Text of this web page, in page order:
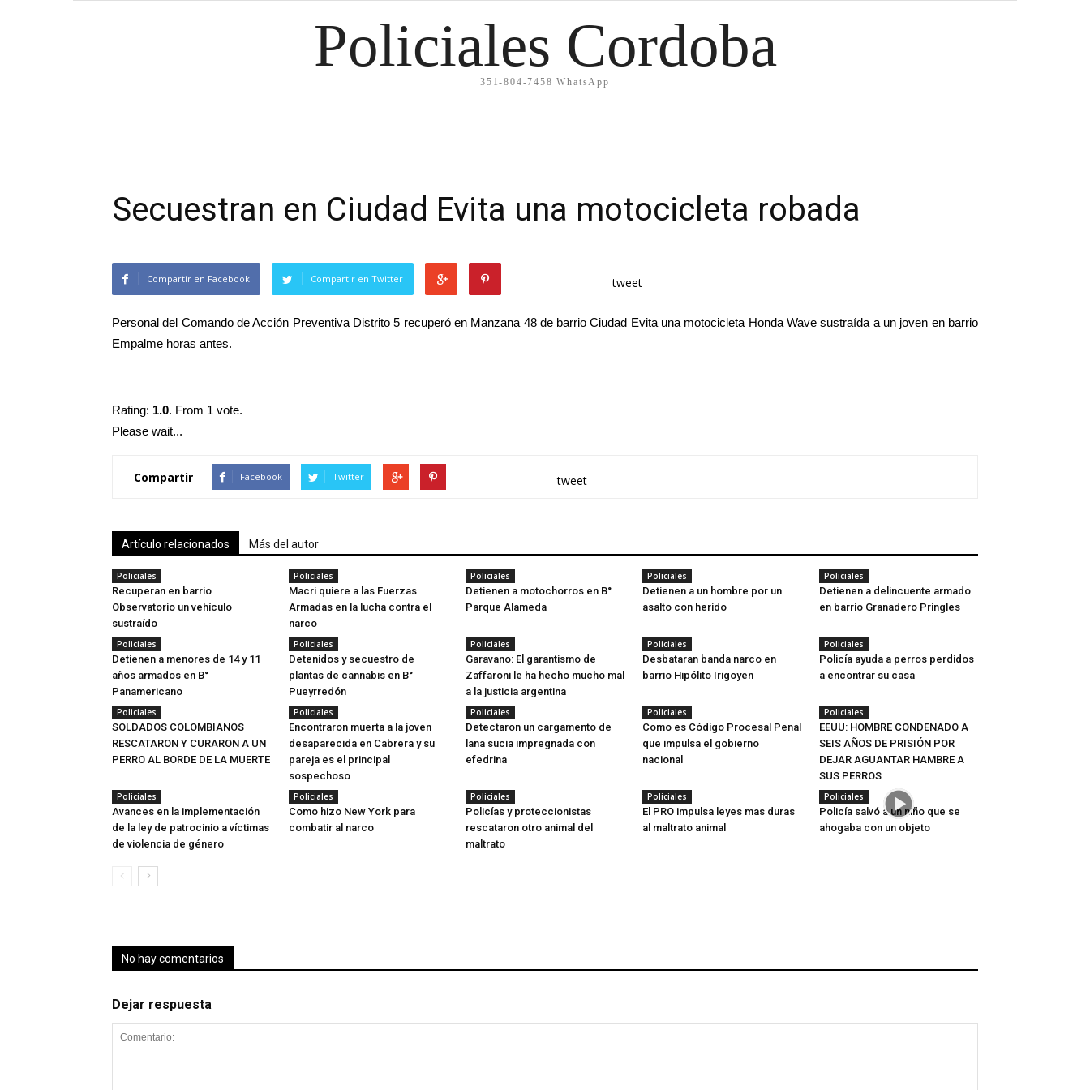
Policiales Cordoba
351-804-7458 WhatsApp
Secuestran en Ciudad Evita una motocicleta robada
Compartir en Facebook Compartir en Twitter tweet
Personal del Comando de Acción Preventiva Distrito 5 recuperó en Manzana 48 de barrio Ciudad Evita una motocicleta Honda Wave sustraída a un joven en barrio
Empalme horas antes.
Rating: 1.0. From 1 vote.
Please wait...
Compartir Facebook Twitter tweet
Artículo relacionados Más del autor
Policiales
Recuperan en barrio
Observatorio un vehículo
sustraído
Policiales
Macri quiere a las Fuerzas
Armadas en la lucha contra el
narco
Policiales
Detienen a motochorros en B°
Parque Alameda
Policiales
Detienen a un hombre por un
asalto con herido
Policiales
Detienen a delincuente armado
en barrio Granadero Pringles
Policiales
Detienen a menores de 14 y 11
años armados en B°
Panamericano
Policiales
Detenidos y secuestro de
plantas de cannabis en B°
Pueyrredón
Policiales
Garavano: El garantismo de
Zaffaroni le ha hecho mucho mal
a la justicia argentina
Policiales
Desbataran banda narco en
barrio Hipólito Irigoyen
Policiales
Policía ayuda a perros perdidos
a encontrar su casa
Policiales
SOLDADOS COLOMBIANOS
RESCATARON Y CURARON A UN
PERRO AL BORDE DE LA MUERTE
Policiales
Encontraron muerta a la joven
desaparecida en Cabrera y su
pareja es el principal
sospechoso
Policiales
Detectaron un cargamento de
lana sucia impregnada con
efedrina
Policiales
Como es Código Procesal Penal
que impulsa el gobierno
nacional
Policiales
EEUU: HOMBRE CONDENADO A
SEIS AÑOS DE PRISIÓN POR
DEJAR AGUANTAR HAMBRE A
SUS PERROS
Policiales
Avances en la implementación
de la ley de patrocinio a víctimas
de violencia de género
Policiales
Como hizo New York para
combatir al narco
Policiales
Policías y proteccionistas
rescataron otro animal del
maltrato
Policiales
El PRO impulsa leyes mas duras
al maltrato animal
Policiales
Policía salvó a un niño que se
ahogaba con un objeto
No hay comentarios
Dejar respuesta